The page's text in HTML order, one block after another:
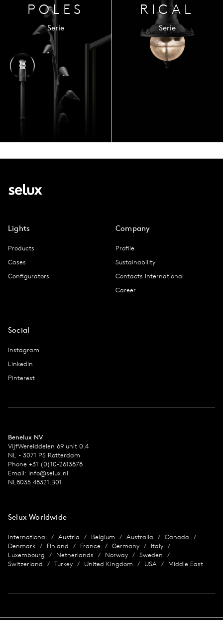
POLES
Serie
RICAL
Serie
Lights
Products
Cases
Configurators
Company
Profile
Sustainability
Contacts International
Career
Social
Instagram
Linkedin
Pinterest
Benelux NV
VijfWerelddelen 69 unit 0.4
NL - 3071 PS Rotterdam
Phone +31 (0)10-2613878
Email: info@selux.nl
NL8035.48321.B01
Selux Worldwide
International Austria Belgium Australia
Canada
Denmark
Finland France Germany
Italy
Luxembourg
Netherlands Norway
Sweden
Switzerland
Turkey United Kingdom USA Middle East